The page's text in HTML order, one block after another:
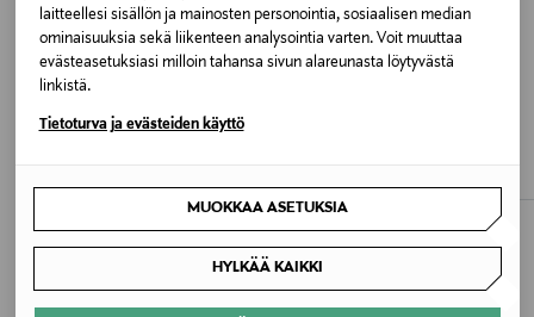
laitteellesi sisällön ja mainosten personointia, sosiaalisen median
ominaisuuksia sekä liikenteen analysointia varten. Voit muuttaa
evästeasetuksiasi milloin tahansa sivun alareunasta löytyvästä
linkistä.
Tietoturva ja evästeiden käyttö
MUOKKAA ASETUKSIA
HYLKÄÄ KAIKKI
Valmistajan tuotenumero
50489115
Valmistaja
Holy-Allee 3, 72555 Metzingen, Germany
BOSS